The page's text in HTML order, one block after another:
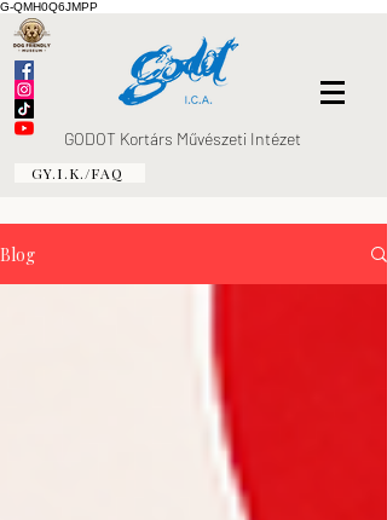
G-QMH0Q6JMPP
GODOT Kortárs Művészeti Intézet
GY.I.K./FAQ
Blog